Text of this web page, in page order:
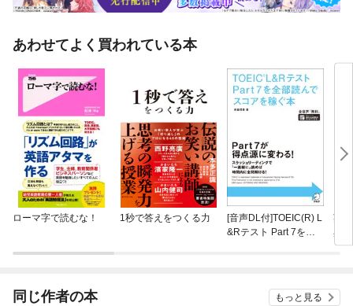
あわせてよく買われている本
ローマ字で読むな！ 1秒で答えをつくる力
[音声DL付]TOEIC(R) L
&Rテスト Part 7を全
英
典
ス
同じ作者の本 もっと見る